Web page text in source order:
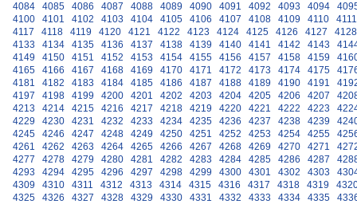
4084
4085 4086 4087 4088 4089 4090 4091 4092 4093 4094
4100
4101 4102 4103 4104 4105 4106 4107 4108 4109 4110
4111
4117
4118 4119 4120 4121 4122 4123 4124 4125 4126 4127
4128
4133
4134 4135 4136 4137 4138 4139 4140 4141 4142 4143
4149
4150 4151 4152 4153 4154 4155 4156 4157 4158 4159
4165
4166 4167 4168 4169 4170 4171 4172 4173 4174 4175
4181
4182 4183 4184 4185 4186 4187 4188 4189 4190 4191
4197
4198 4199 4200 4201 4202 4203 4204 4205 4206 4207
4213
4214 4215 4216 4217 4218 4219 4220 4221 4222 4223
4229
4230 4231 4232 4233 4234 4235 4236 4237 4238 4239
4245
4246 4247 4248 4249 4250 4251 4252 4253 4254 4255
4261
4262 4263 4264 4265 4266 4267 4268 4269 4270 4271
4277
4278 4279 4280 4281 4282 4283 4284 4285 4286 4287
4293
4294 4295 4296 4297 4298 4299 4300 4301 4302 4303
4309
4310 4311 4312 4313 4314 4315 4316 4317 4318 4319
4325
4326 4327 4328 4329 4330 4331 4332 4333 4334 4335